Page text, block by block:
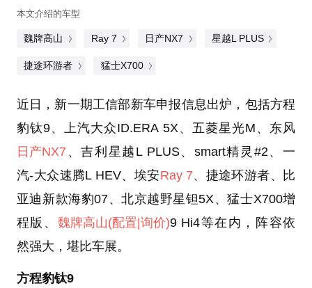
本文介绍的车型
魏牌高山 Ray 7 日产NX7 星越L PLUS
捷途环游者 猛士X700
近日，新一期工信部新车申报信息出炉，包括方程
豹钛9、上汽大众ID.ERA 5X、五菱星光M、东风
日产NX7 、吉利星越L PLUS、smart精灵#2、一
汽-大众速腾L HEV、埃安Ray 7、捷途环游者、比
亚迪新款海豹07、北京越野星钽5X、猛士X700增
程版、 魏牌高山(配置|询价)9 Hi4等在内，阵容依
然强大，堪比车展。
方程豹钛9